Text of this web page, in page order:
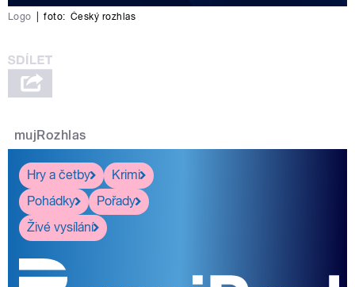
Logo foto: Český rozhlas
mujRozhlas
Hry a četby
Krimi
Pohádky
Pořady
Živé vysílání